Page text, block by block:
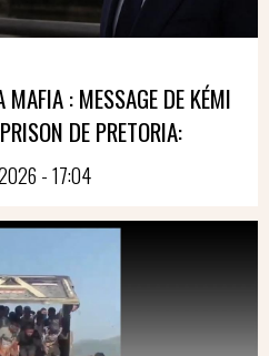
MAFIA : MESSAGE DE KÉMI
DE PRETORIA:
- 17:04